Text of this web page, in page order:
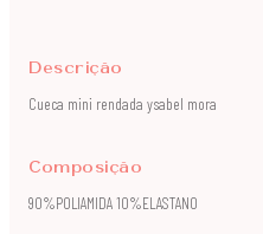
Descrição
Cueca mini rendada ysabel mora
Composição
90%POLIAMIDA 10%ELASTANO